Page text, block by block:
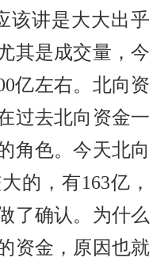
该讲是大大出乎
其是成交量，今
亿左右。北向资
过去北向资金一
角色。今天北向
的，有163亿，
了确认。为什么
资金，原因也就